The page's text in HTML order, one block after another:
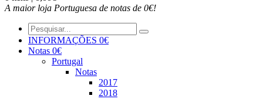
A maior loja Portuguesa de notas de 0€!
INFORMAÇÕES 0€
Notas 0€
Portugal
Notas
2017
2018